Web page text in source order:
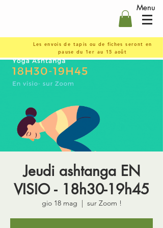
Menu
Les envois de tapis ou de fiches seront en
pause du 1er au 15 août
Jeudi ashtanga EN
VISIO - 18h30-19h45
gio 18 mag
  |
sur Zoom !